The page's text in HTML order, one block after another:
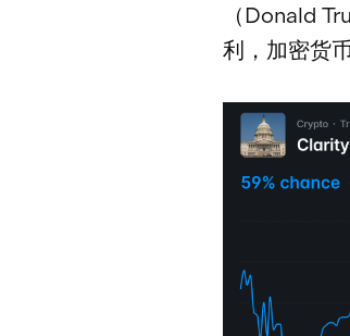
（Donald
利，加密货